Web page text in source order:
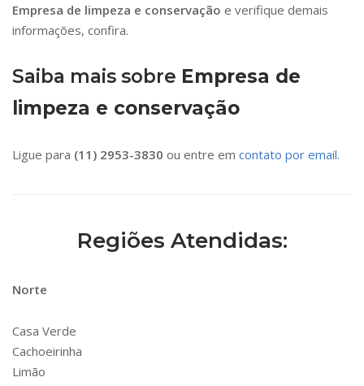
Empresa de limpeza e conservação e verifique demais
informações, confira.
Saiba mais sobre Empresa de
limpeza e conservação
Ligue para (11) 2953-3830 ou entre em contato por email.
Regiões Atendidas:
Norte
Casa Verde
Cachoeirinha
Limão